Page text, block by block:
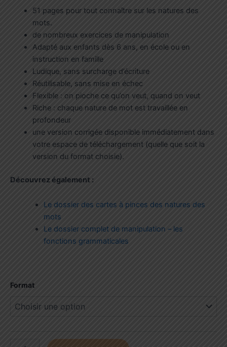
51 pages pour tout connaître sur les natures des
mots.
de nombreux exercices de manipulation
Adapté aux enfants dès 6 ans, en école ou en
instruction en famille
Ludique, sans surcharge d’écriture
Réutilisable, sans mise en échec
Flexible : on pioche ce qu’on veut, quand on veut
Riche : chaque nature de mot est travaillée en
profondeur
une version corrigée disponible immédiatement dans
votre espace de téléchargement (quelle que soit la
version du format choisie).
Découvrez également :
Le dossier des cartes à pinces des natures des
mots
Le dossier complet de manipulation – les
fonctions grammaticales
Format